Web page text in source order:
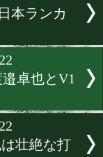
KO!
勢!